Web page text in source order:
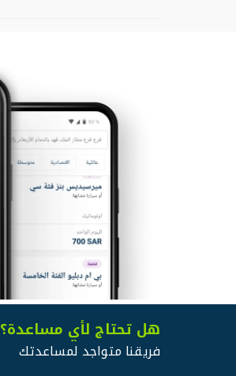
هل تحتاج لأي مساعدة؟
فريقنا متواجد لمساعدتك